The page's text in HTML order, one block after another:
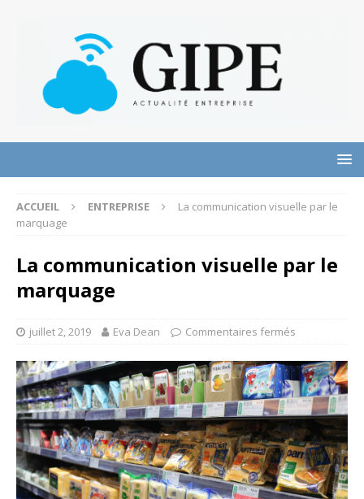
ACCUEIL ENTREPRISE
La communication visuelle par le
marquage
La communication visuelle par le
marquage
juillet 2, 2019 Eva Dean Commentaires fermés